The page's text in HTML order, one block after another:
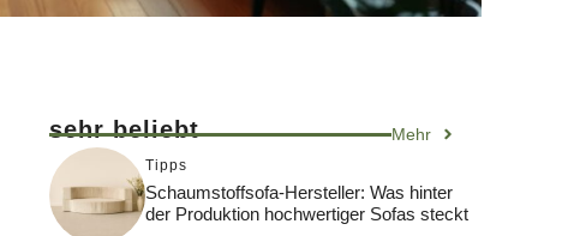
sehr beliebt Mehr
Tipps
Schaumstoffsofa-Hersteller: Was hinter
der Produktion hochwertiger Sofas steckt